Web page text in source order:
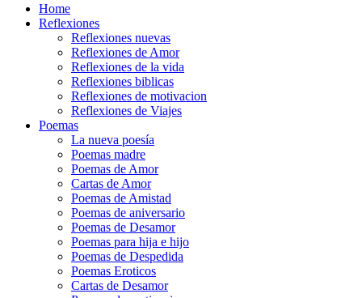
Home
Reflexiones
Reflexiones nuevas
Reflexiones de Amor
Reflexiones de la vida
Reflexiones biblicas
Reflexiones de motivacion
Reflexiones de Viajes
Poemas
La nueva poesía
Poemas madre
Poemas de Amor
Cartas de Amor
Poemas de Amistad
Poemas de aniversario
Poemas de Desamor
Poemas para hija e hijo
Poemas de Despedida
Poemas Eroticos
Cartas de Desamor